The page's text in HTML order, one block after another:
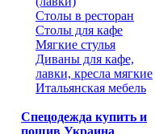
Столы в ресторан
Столы для кафе
Мягкие стулья
Диваны для кафе,
лавки, кресла мягкие
Итальянская мебель
Спецодежда купить и
пошив Украина